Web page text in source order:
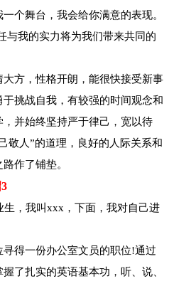
个舞台，我会给你满意的表现。
与我的实力将为我们带来共同的
方，性格开朗，能很快接受新事
挑战自我，有较强的时间观念和
并始终坚持严于律己，宽以待
敬人”的道理，良好的人际关系和
作了铺垫。
，我叫xxx，下面，我对自己进
得一份办公室文员的职位!通过
了扎实的英语基本功，听、说、